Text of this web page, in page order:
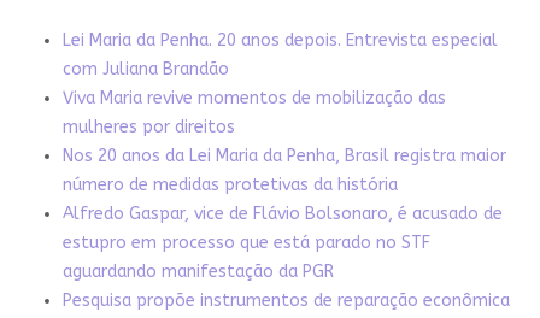
Lei Maria da Penha. 20 anos depois. Entrevista especial
com Juliana Brandão
Viva Maria revive momentos de mobilização das
mulheres por direitos
Nos 20 anos da Lei Maria da Penha, Brasil registra maior
número de medidas protetivas da história
Alfredo Gaspar, vice de Flávio Bolsonaro, é acusado de
estupro em processo que está parado no STF
aguardando manifestação da PGR
Pesquisa propõe instrumentos de reparação econômica